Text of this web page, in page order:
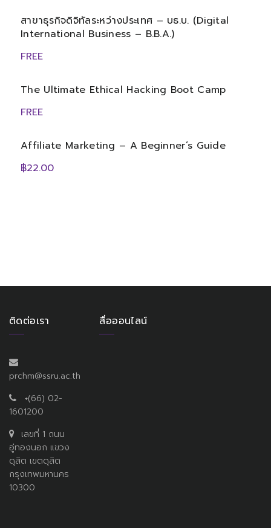
สาขาธุรกิจดิจิทัลระหว่างประเทศ – บธ.บ. (Digital
International Business – B.B.A.)
FREE
The Ultimate Ethical Hacking Boot Camp
FREE
Affiliate Marketing – A Beginner’s Guide
฿22.00
ติดต่อเรา
prchm@ssru.ac.th
+(66) 02-
1601200
เลขที่ 1 ถนน
อู่ทองนอก แขวง
ดุสิต เขตดุสิต
กรุงเทพมหานคร
10300
สื่อออนไลน์